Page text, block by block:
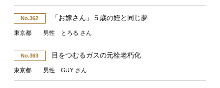
No.362 「お嫁さん」５歳の姪と同じ夢
東京都 男性 とろる さん
No.363 目をつむるガスの元栓老朽化
東京都 男性 GUY さん